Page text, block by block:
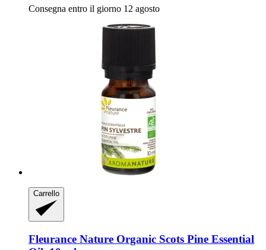
Consegna entro il giorno 12 agosto
Carrello
Fleurance Nature Organic Scots Pine Essential